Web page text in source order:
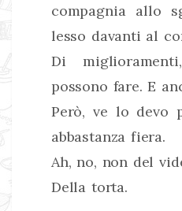
compagnia allo
lesso davanti al
Di
possono fare. E
Però, ve lo devo
abbastanza fiera.
Ah, no, non del
Della torta.